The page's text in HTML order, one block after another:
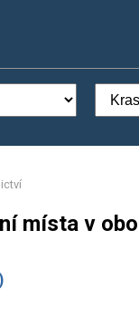
místa v